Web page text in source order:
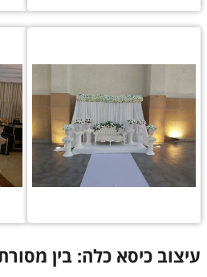
עיצוב כיסא כלה: בין